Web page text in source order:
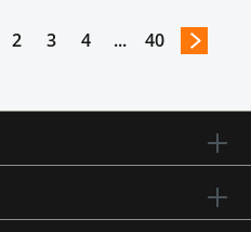
2 3 4 ... 40